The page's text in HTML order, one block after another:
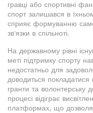
гравці або спортивні
спорт залишався в
сприяє формуванню
зв'язки в спільноті.
На державному рівні
меті підтримку спорту
недостатньо для
доводиться покладатися
гранти та волонтерську
процесі відіграє
платформах, що